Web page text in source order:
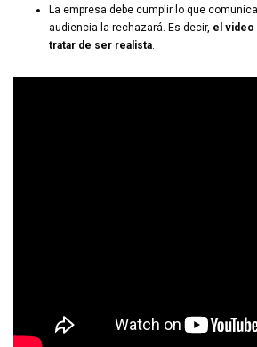
La empresa debe cumplir lo que
audiencia la rechazará. Es decir, el video
tratar de ser realista.